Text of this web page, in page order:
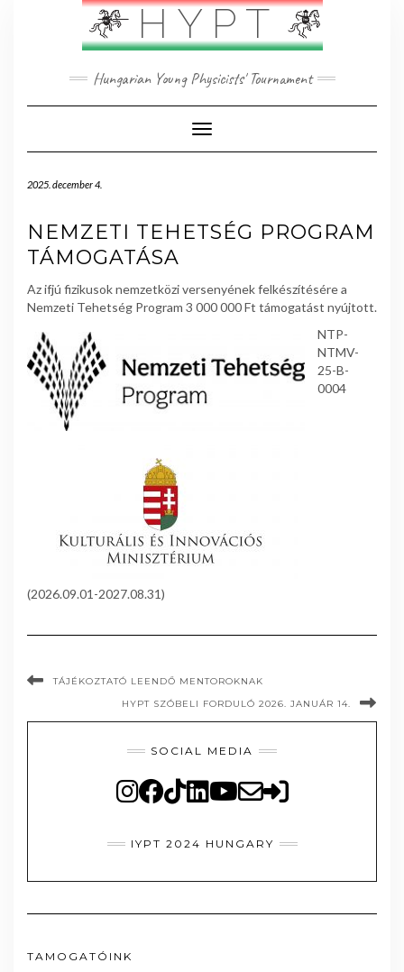
HYPT
Hungarian Young Physicists' Tournament
Toggle Navigation
2025. december 4.
NEMZETI TEHETSÉG PROGRAM
TÁMOGATÁSA
Az ifjú fizikusok nemzetközi versenyének felkészítésére a
Nemzeti Tehetség Program 3 000 000 Ft támogatást nyújtott.
NTP-
NTMV-
25-B-
0004
(2026.09.01-2027.08.31)
TÁJÉKOZTATÓ LEENDŐ MENTOROKNAK
HYPT SZÓBELI FORDULÓ 2026. JANUÁR 14.
SOCIAL MEDIA
IYPT 2024 HUNGARY
TAMOGATÓINK